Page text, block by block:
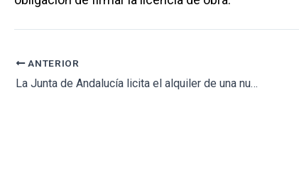
ANTERIOR
La Junta de Andalucía licita el alquiler de una nueva sede para los juzgados de Almuñécar (Granada)